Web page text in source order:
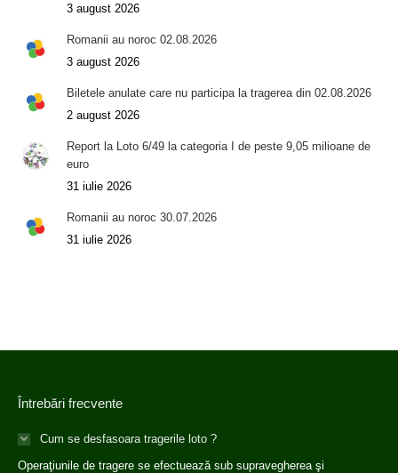
3 august 2026
Romanii au noroc 02.08.2026
3 august 2026
Biletele anulate care nu participa la tragerea din 02.08.2026
2 august 2026
Report la Loto 6/49 la categoria I de peste 9,05 milioane de
euro
31 iulie 2026
Romanii au noroc 30.07.2026
31 iulie 2026
Întrebări frecvente
Cum se desfasoara tragerile loto ?
Operaţiunile de tragere se efectuează sub supravegherea şi